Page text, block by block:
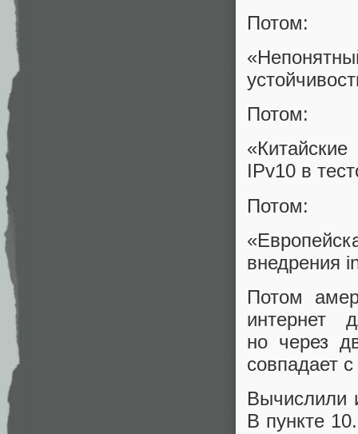
Потом:
Потом:
IPv10 в
Потом:
внедрения
Потом
интернет
но через
совпадает
Вычислили
В пункте